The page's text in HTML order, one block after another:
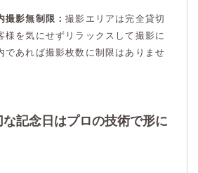
撮影無制限：撮影エリアは完全貸切
様を気にせずリラックスして撮影に
であれば撮影枚数に制限はありませ
な記念日はプロの技術で形に